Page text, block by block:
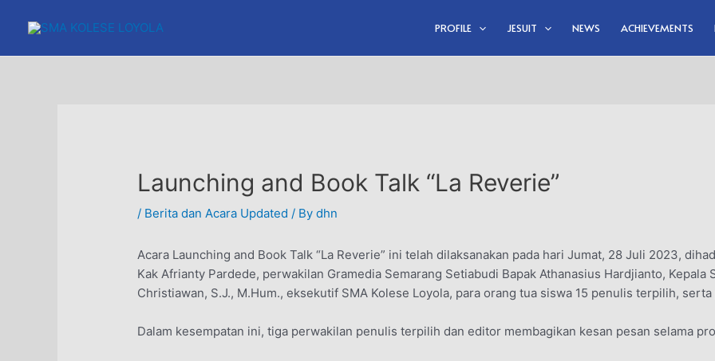
PROFILE JESUIT NEWS ACHIEVEMENTS
Launching and Book Talk “La Reverie”
/ Berita dan Acara Updated / Bydhn
Acara Launching and Book Talk “La Reverie” ini telah dilaksanakan pada hari Jumat, 28 Juli 2023,
Kak Afrianty Pardede, perwakilan Gramedia Semarang Setiabudi Bapak Athanasius Hardjianto, Kepala
Christiawan, S.J., M.Hum., eksekutif SMA Kolese Loyola, para orang tua siswa 15 penulis terpilih,
Dalam kesempatan ini, tiga perwakilan penulis terpilih dan editor membagikan kesan pesan selama